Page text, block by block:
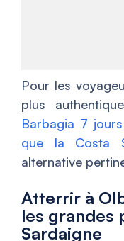
Pour les
plus
Barbagia 7
que la Costa
alternative
Atterrir à
les grandes
Sardaigne